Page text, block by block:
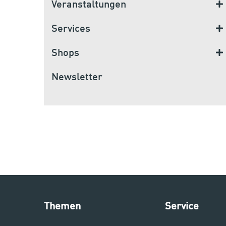
Veranstaltungen
Services
Shops
Newsletter
Themen Service